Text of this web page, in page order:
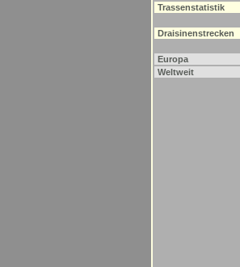
Trassenstatistik
Draisinenstrecken
Europa
Weltweit